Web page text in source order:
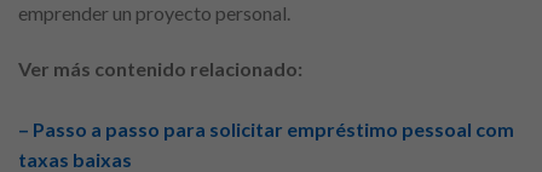
emprender un proyecto personal.
Ver más contenido relacionado:
– Passo a passo para solicitar empréstimo pessoal com
taxas baixas